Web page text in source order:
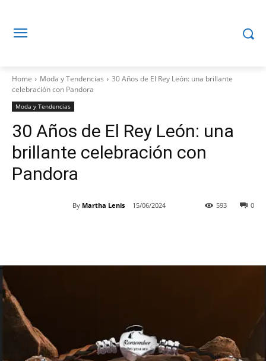
Home Moda y Tendencias
30 Años de El Rey León: una brillante
celebración con Pandora
Moda y Tendencias
30 Años de El Rey León: una
brillante celebración con
Pandora
By Martha Lenis 15/06/2024 0
593